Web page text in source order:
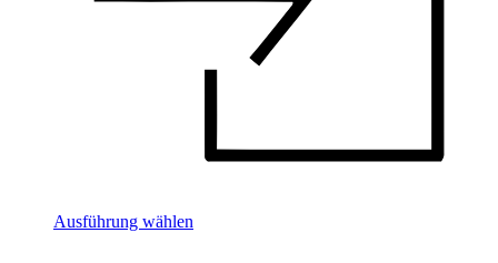
Ausführung wählen